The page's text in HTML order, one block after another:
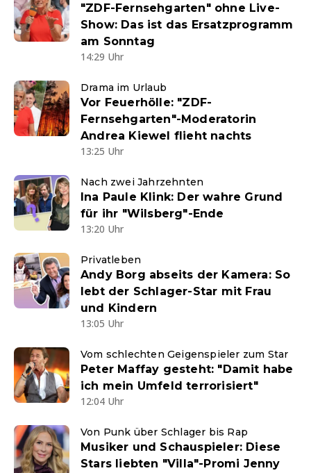
"ZDF-Fernsehgarten" ohne Live-
Show: Das ist das Ersatzprogramm
am Sonntag
14:29 Uhr
Drama im Urlaub
Vor Feuerhölle: "ZDF-
Fernsehgarten"-Moderatorin
Andrea Kiewel flieht nachts
13:25 Uhr
Nach zwei Jahrzehnten
Ina Paule Klink: Der wahre Grund
für ihr "Wilsberg"-Ende
13:20 Uhr
Privatleben
Andy Borg abseits der Kamera: So
lebt der Schlager-Star mit Frau
und Kindern
13:05 Uhr
Vom schlechten Geigenspieler zum Star
Peter Maffay gesteht: "Damit habe
ich mein Umfeld terrorisiert"
12:04 Uhr
Von Punk über Schlager bis Rap
Musiker und Schauspieler: Diese
Stars liebten "Villa"-Promi Jenny